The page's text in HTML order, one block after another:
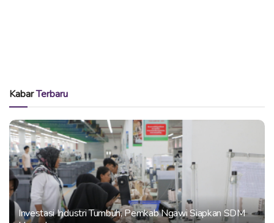
KabarTerbaru
Investasi Industri Tumbuh, Pemkab Ngawi Siapkan SDM